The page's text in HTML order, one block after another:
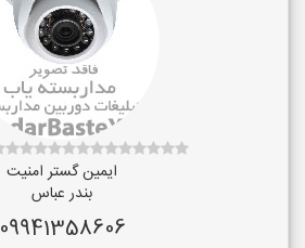
ایمین گستر امنیت
بندر عباس
09941358606